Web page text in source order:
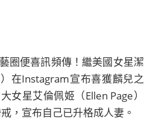
圈便喜訊頻傳！繼美國女星潔
在Instagram宣布喜獲麟兒之
女星艾倫佩姬（Ellen Page）
，宣布自己已升格成人妻。